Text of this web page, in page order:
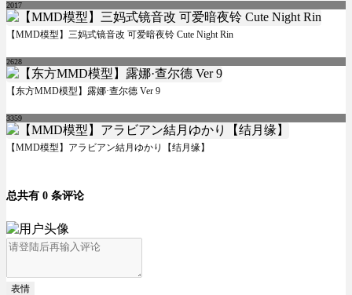
2017
【MMD模型】三妈式镜音改 可爱暗夜铃 Cute Night Rin
2628
【东方MMD模型】露娜·查尔德 Ver 9
3359
【MMD模型】アラビアン結月ゆかり【结月缘】
总共有 0 条评论
表情